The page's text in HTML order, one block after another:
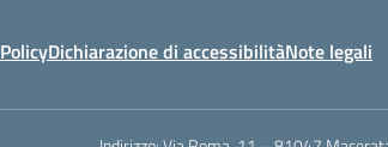
Dichiarazione di accessibilitàNote legali